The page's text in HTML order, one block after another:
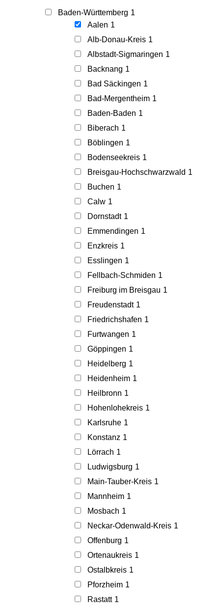
Baden-Württemberg 1
Aalen 1
Alb-Donau-Kreis 1
Albstadt-Sigmaringen 1
Backnang 1
Bad Säckingen 1
Bad-Mergentheim 1
Baden-Baden 1
Biberach 1
Böblingen 1
Bodenseekreis 1
Breisgau-Hochschwarzwald 1
Buchen 1
Calw 1
Dornstadt 1
Emmendingen 1
Enzkreis 1
Esslingen 1
Fellbach-Schmiden 1
Freiburg im Breisgau 1
Freudenstadt 1
Friedrichshafen 1
Furtwangen 1
Göppingen 1
Heidelberg 1
Heidenheim 1
Heilbronn 1
Hohenlohekreis 1
Karlsruhe 1
Konstanz 1
Lörrach 1
Ludwigsburg 1
Main-Tauber-Kreis 1
Mannheim 1
Mosbach 1
Neckar-Odenwald-Kreis 1
Offenburg 1
Ortenaukreis 1
Ostalbkreis 1
Pforzheim 1
Rastatt 1